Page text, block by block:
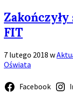
FIT
7 lutego 2018 w
Oświata
Zobacz
więcejFacebook